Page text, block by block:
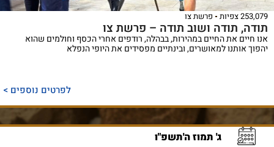
253,079 צפיות פרשת צו
תודה, תודה ושוב תודה – פרשת צו
אנו חיים את החיים במהירות, בבהלה, רודפים אחרי הכסף וחולמים שהוא
יהפוך אותנו למאושרים, ובינתיים מפסידים את היופי הנפלא
לפרטים נוספים >
ג' תמוז ה'תשפ"ו